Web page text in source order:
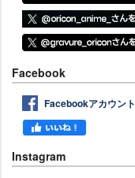
Facebook
Facebookアカウント
Instagram